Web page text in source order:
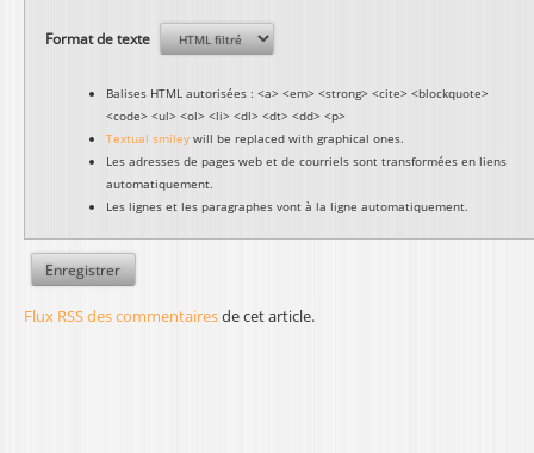
Format de texte
Balises HTML autorisées : <a> <em> <strong> <cite> <blockquote>
<code> <ul> <ol> <li> <dl> <dt> <dd> <p>
Textual smiley will be replaced with graphical ones.
Les adresses de pages web et de courriels sont transformées en liens
automatiquement.
Les lignes et les paragraphes vont à la ligne automatiquement.
Flux RSS des commentairesde cet article.